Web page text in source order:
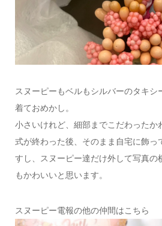
スヌーピーもベルもシルバーのタキシ
着ておめかし。
小さいけれど、細部までこだわったか
式が終わった後、そのまま自宅に飾っ
すし、スヌーピー達だけ外して写真の
もかわいいと思います。
スヌーピー電報の他の仲間はこちら